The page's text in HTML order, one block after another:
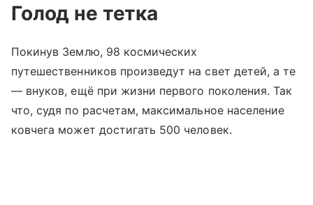
Голод не тетка
Покинув Землю, 98 космических
путешественников произведут на свет детей, а те
— внуков, ещё при жизни первого поколения. Так
что, судя по расчетам, максимальное население
ковчега может достигать 500 человек.